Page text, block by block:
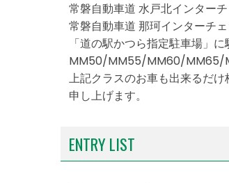
常磐自動車道 水戸北インター
常磐自動車道 那珂インターチ
「道の駅かつら指定駐車場」
MM50/MM55/MM60/MM65/
上記クラスのお車も出来るだ
申し上げます。
ENTRY LIST